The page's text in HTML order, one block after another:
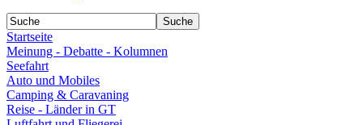
Startseite
Meinung - Debatte - Kolumnen
Seefahrt
Auto und Mobiles
Camping & Caravaning
Reise - Länder in GT